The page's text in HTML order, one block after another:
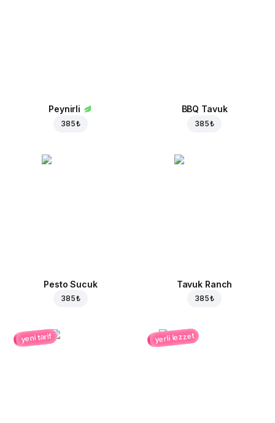
Peynirli
385 ₺
BBQ Tavuk
385 ₺
Pesto Sucuk
385 ₺
Tavuk Ranch
385 ₺
yeni tarif yerli lezzet